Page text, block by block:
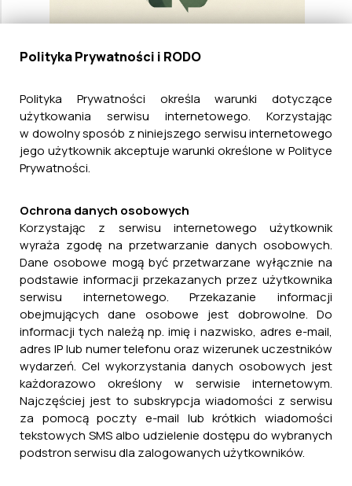
Uchwała NR X/75/2024 Rady Miejskiej w
Cieszanowie z dnia 22 listopada 2024 r.
20 marca, 2025
Miejscowe Plany Zagospodarowania
Przestrzennego
Polityka Prywatności i RODO
Polityka Prywatności określa warunki dotyczące
użytkowania serwisu internetowego. Korzystając
w dowolny sposób z niniejszego serwisu internetowego
jego użytkownik akceptuje warunki określone w Polityce
Prywatności.
Ochrona danych osobowych
Korzystając z serwisu internetowego użytkownik
wyraża zgodę na przetwarzanie danych osobowych.
Dane osobowe mogą być przetwarzane wyłącznie na
podstawie informacji przekazanych przez użytkownika
serwisu internetowego. Przekazanie informacji
obejmujących dane osobowe jest dobrowolne. Do
informacji tych należą np. imię i nazwisko, adres e-mail,
adres IP lub numer telefonu oraz wizerunek uczestników
wydarzeń. Cel wykorzystania danych osobowych jest
każdorazowo określony w serwisie internetowym.
Najczęściej jest to subskrypcja wiadomości z serwisu
za pomocą poczty e-mail lub krótkich wiadomości
tekstowych SMS albo udzielenie dostępu do wybranych
podstron serwisu dla zalogowanych użytkowników.